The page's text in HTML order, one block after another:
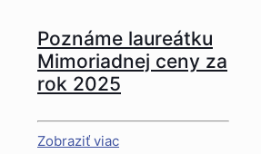
Poznáme laureátku
Mimoriadnej ceny za
rok 2025
Zobraziť viac